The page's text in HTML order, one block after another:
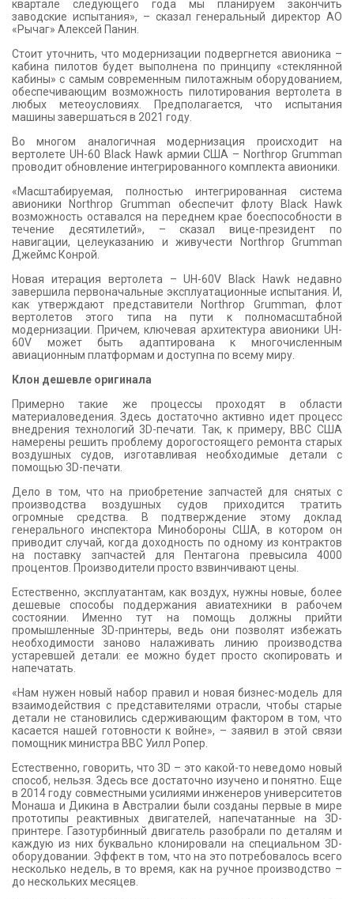
квартале следующего года мы планируем закончить
заводские испытания», – сказал генеральный директор АО
«Рычаг» Алексей Панин.
Стоит уточнить, что модернизации подвергнется авионика –
кабина пилотов будет выполнена по принципу «стеклянной
кабины» с самым современным пилотажным оборудованием,
обеспечивающим возможность пилотирования вертолета в
любых метеоусловиях. Предполагается, что испытания
машины завершаться в 2021 году.
Во многом аналогичная модернизация происходит на
вертолете UH-60 Black Hawk армии США – Northrop Grumman
проводит обновление интегрированного комплекта авионики.
«Масштабируемая, полностью интегрированная система
авионики Northrop Grumman обеспечит флоту Black Hawk
возможность оставался на переднем крае боеспособности в
течение десятилетий», – сказал вице-президент по
навигации, целеуказанию и живучести Northrop Grumman
Джеймс Конрой.
Новая итерация вертолета – UH-60V Black Hawk недавно
завершила первоначальные эксплуатационные испытания. И,
как утверждают представители Northrop Grumman, флот
вертолетов этого типа на пути к полномасштабной
модернизации. Причем, ключевая архитектура авионики UH-
60V может быть адаптирована к многочисленным
авиационным платформам и доступна по всему миру.
Клон дешевле оригинала
Примерно такие же процессы проходят в области
материаловедения. Здесь достаточно активно идет процесс
внедрения технологий 3D-печати. Так, к примеру, ВВС США
намерены решить проблему дорогостоящего ремонта старых
воздушных судов, изготавливая необходимые детали с
помощью 3D-печати.
Дело в том, что на приобретение запчастей для снятых с
производства воздушных судов приходится тратить
огромные средства. В подтверждение этому доклад
генерального инспектора Минобороны США, в котором он
приводит случай, когда доходность по одному из контрактов
на поставку запчастей для Пентагона превысила 4000
процентов. Производители просто взвинчивают цены.
Естественно, эксплуатантам, как воздух, нужны новые, более
дешевые способы поддержания авиатехники в рабочем
состоянии. Именно тут на помощь должны прийти
промышленные 3D-принтеры, ведь они позволят избежать
необходимости заново налаживать линию производства
устаревшей детали: ее можно будет просто скопировать и
напечатать.
«Нам нужен новый набор правил и новая бизнес-модель для
взаимодействия с представителями отрасли, чтобы старые
детали не становились сдерживающим фактором в том, что
касается нашей готовности к войне», – заявил в этой связи
помощник министра ВВС Уилл Ропер.
Естественно, говорить, что 3D – это какой-то неведомо новый
способ, нельзя. Здесь все достаточно изучено и понятно. Еще
в 2014 году совместными усилиями инженеров университетов
Монаша и Дикина в Австралии были созданы первые в мире
прототипы реактивных двигателей, напечатанные на 3D-
принтере. Газотурбинный двигатель разобрали по деталям и
каждую из них буквально клонировали на специальном 3D-
оборудовании. Эффект в том, что на это потребовалось всего
несколько недель, в то время, как на ручное производство –
до нескольких месяцев.